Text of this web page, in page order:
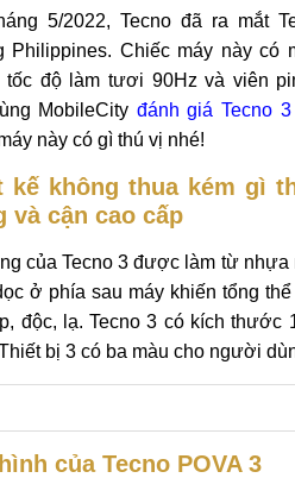
5/2022, Tecno đã ra mắt
Philippines. Chiếc máy này có
tốc độ làm tươi 90Hz và viên
MobileCity đánh giá Tecno 3
này có gì thú vị nhé!
kế không thua kém gì
và cận cao cấp
của Tecno 3 được làm từ
ở phía sau máy khiến tổng
độc, lạ. Tecno 3 có kích thước
bị 3 có ba màu cho người
của Tecno POVA 3